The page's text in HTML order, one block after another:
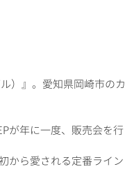
）』。愛知県岡崎市の
年に一度、販売会を行
ら愛される定番ライ